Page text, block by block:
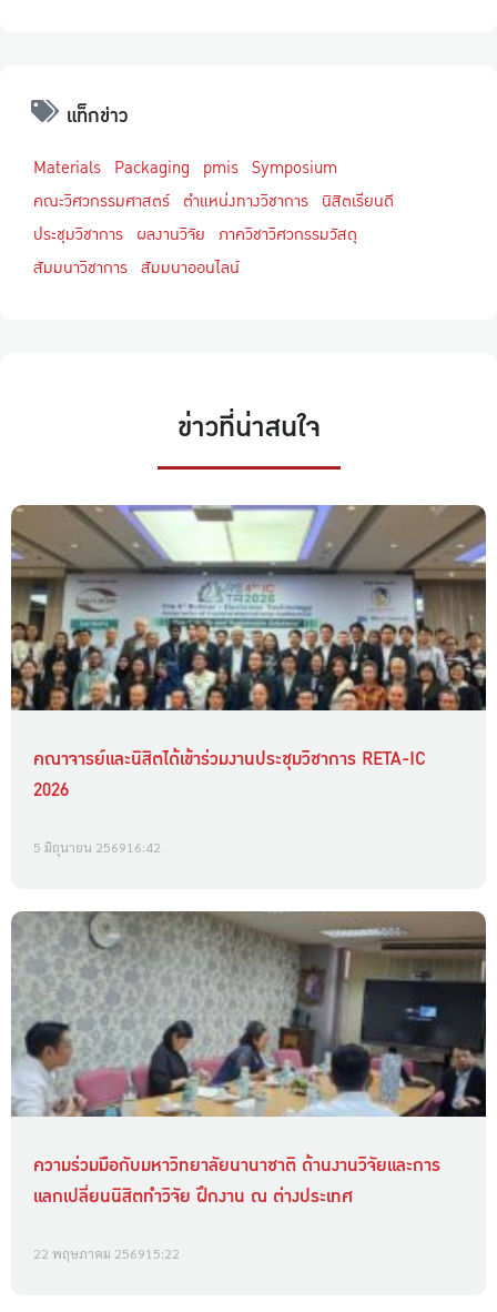
แท็กข่าว
Materials Packaging pmis Symposium
คณะวิศวกรรมศาสตร์ ตำแหน่งทางวิชาการ นิสิตเรียนดี
ประชุมวิชาการ ผลงานวิจัย ภาควิชาวิศวกรรมวัสดุ
สัมมนาวิชาการ สัมมนาออนไลน์
ข่าวที่น่าสนใจ
คณาจารย์และนิสิตได้เข้าร่วมงานประชุมวิชาการ RETA-IC
2026
5 มิถุนายน 256916:42
ความร่วมมือกับมหาวิทยาลัยนานาชาติ ด้านงานวิจัยและการ
แลกเปลี่ยนนิสิตทำวิจัย ฝึกงาน ณ ต่างประเทศ
22 พฤษภาคม 256915:22